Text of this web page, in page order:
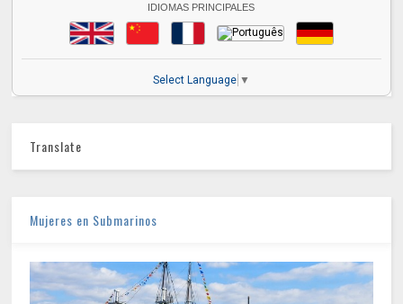
IDIOMAS PRINCIPALES
Select Language ▼
Translate
Mujeres en Submarinos